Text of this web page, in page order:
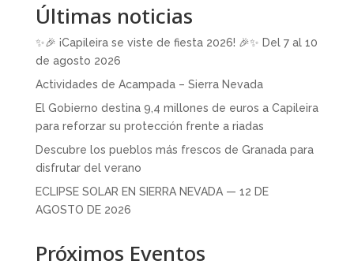
Últimas noticias
✨🎉 ¡Capileira se viste de fiesta 2026! 🎉✨ Del 7 al 10
de agosto 2026
Actividades de Acampada – Sierra Nevada
El Gobierno destina 9,4 millones de euros a Capileira
para reforzar su protección frente a riadas
Descubre los pueblos más frescos de Granada para
disfrutar del verano
ECLIPSE SOLAR EN SIERRA NEVADA — 12 DE
AGOSTO DE 2026
Próximos Eventos